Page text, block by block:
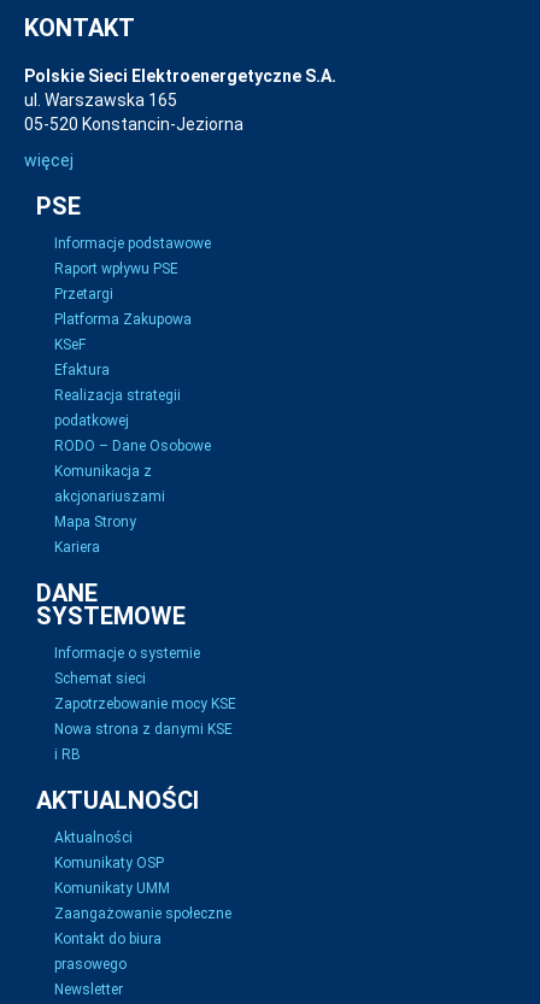
KONTAKT
Polskie Sieci Elektroenergetyczne S.A.
ul. Warszawska 165
05-520 Konstancin-Jeziorna
więcej
PSE
Informacje podstawowe
Raport wpływu PSE
Przetargi
Platforma Zakupowa
KSeF
Efaktura
Realizacja strategii
podatkowej
RODO – Dane Osobowe
Komunikacja z
akcjonariuszami
Mapa Strony
Kariera
DANE
SYSTEMOWE
Informacje o systemie
Schemat sieci
Zapotrzebowanie mocy KSE
Nowa strona z danymi KSE
i RB
AKTUALNOŚCI
Aktualności
Komunikaty OSP
Komunikaty UMM
Zaangażowanie społeczne
Kontakt do biura
prasowego
Newsletter